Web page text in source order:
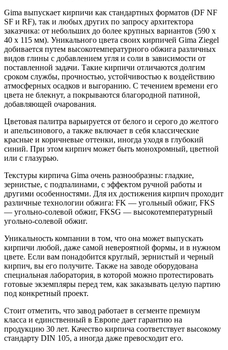
Gima выпускает кирпичи как стандартных форматов (DF NF
SF и RF), так и любых других по запросу архитектора
заказчика: от небольших до более крупных вариантов (590 х
40 х 115 мм). Уникального цвета своих кирпичей Gima Ziegel
добивается путем высокотемпературного обжига различных
видов глины с добавлением угля и соли в зависимости от
поставленной задачи. Такие кирпичи отличаются долгим
сроком службы, прочностью, устойчивостью к воздействию
атмосферных осадков и выгоранию. С течением времени его
цвета не блекнут, а покрываются благородной патиной,
добавляющей очарования.
Цветовая палитра варьируется от белого и серого до желтого
и апельсинового, а также включает в себя классические
красные и коричневые оттенки, иногда уходя в глубокий
синий. При этом кирпич может быть монохромный, цветной
или с глазурью.
Текстуры кирпича Gima очень разнообразны: гладкие,
зернистые, с подпалинами, с эффектом ручной работы и
другими особенностями. Для их достижения кирпич проходит
различные технологии обжига: FK — угольный обжиг, FKS
— угольно-солевой обжиг, FKSG — высокотемпературный
угольно-солевой обжиг.
Уникальность компании в том, что она может выпускать
кирпичи любой, даже самой невероятной формы, и в нужном
цвете. Если вам понадобится круглый, зернистый и черный
кирпич, вы его получите. Также на заводе оборудована
специальная лаборатория, в которой можно протестировать
готовые экземпляры перед тем, как заказывать целую партию
под конкретный проект.
Стоит отметить, что завод работает в сегменте премиум
класса и единственный в Европе дает гарантию на
продукцию 30 лет. Качество кирпича соответствует высокому
стандарту DIN 105, а иногда даже превосходит его.